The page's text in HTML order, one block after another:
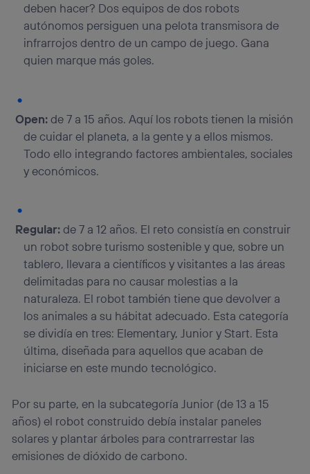
deben hacer? Dos equipos de dos robots
autónomos persiguen una pelota transmisora de
infrarrojos dentro de un campo de juego. Gana
quien marque más goles.
Open:de 7 a 15 años. Aquí los robots tienen la misión
de cuidar el planeta, a la gente y a ellos mismos.
Todo ello integrando factores ambientales, sociales
y económicos.
Regular:de 7 a 12 años. El reto consistía en construir
un robot sobre turismo sostenible y que, sobre un
tablero, llevara a científicos y visitantes a las áreas
delimitadas para no causar molestias a la
naturaleza. El robot también tiene que devolver a
los animales a su hábitat adecuado. Esta categoría
se dividía en tres: Elementary, Junior y Start. Esta
última, diseñada para aquellos que acaban de
iniciarse en este mundo tecnológico.
Por su parte, en la subcategoría Junior (de 13 a 15
años) el robot construido debía instalar paneles
solares y plantar árboles para contrarrestar las
emisiones de dióxido de carbono.